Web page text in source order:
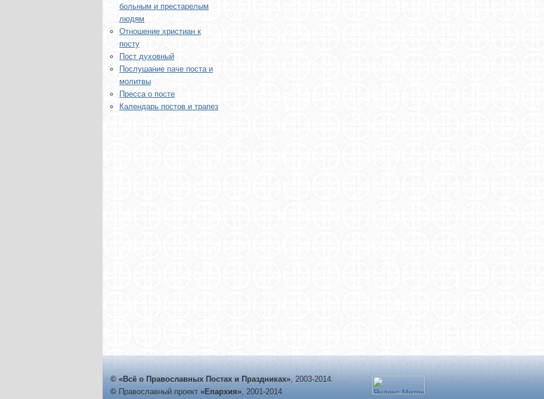
больным и престарелым
людям
Отношение христиан к
посту
Пост духовный
Послушание паче поста и
молитвы
Пресса о посте
Календарь постов и трапез
© «Всё о Православных Постах и Праздниках», 2003-2014.
© Православный проект «Епархия», 2001-2014